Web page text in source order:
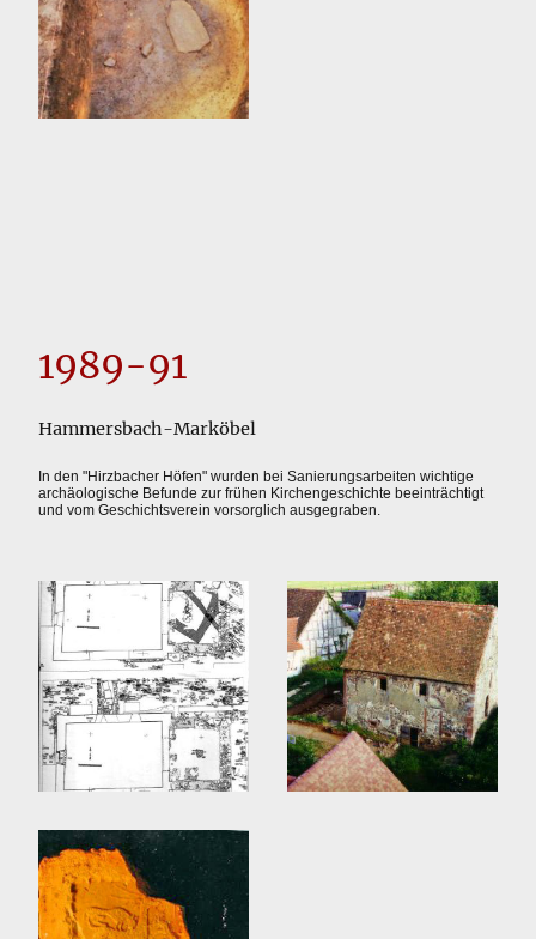
1989-91
Hammersbach-Marköbel
In den "Hirzbacher Höfen" wurden bei Sanierungsarbeiten wichtige
archäologische Befunde zur frühen Kirchengeschichte beeinträchtigt
und vom Geschichtsverein vorsorglich ausgegraben.